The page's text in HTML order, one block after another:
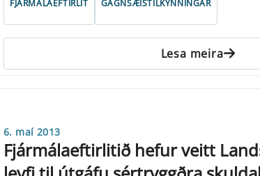
FJÁRMÁLAEFTIRLIT GAGNSÆISTILKYNNINGAR
Lesa meira
6. maí 2013
Fjármálaeftirlitið hefur veitt